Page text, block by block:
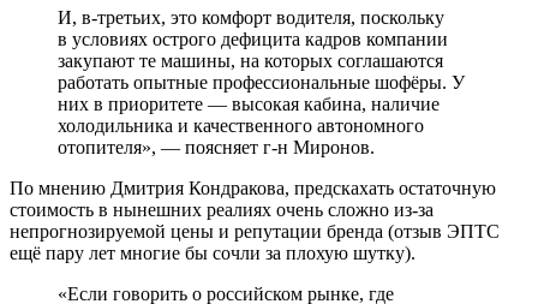
И, в-третьих, это комфорт водителя, поскольку
в условиях острого дефицита кадров компании
закупают те машины, на которых соглашаются
работать опытные профессиональные шофёры. У
них в приоритете ― высокая кабина, наличие
холодильника и качественного автономного
отопителя», ― поясняет г-н Миронов.
По мнению Дмитрия Кондракова, предскахать остаточную
стоимость в нынешних реалиях очень сложно из-за
непрогнозируемой цены и репутации бренда (отзыв ЭПТС
ещё пару лет многие бы сочли за плохую шутку).
«Если говорить о российском рынке, где